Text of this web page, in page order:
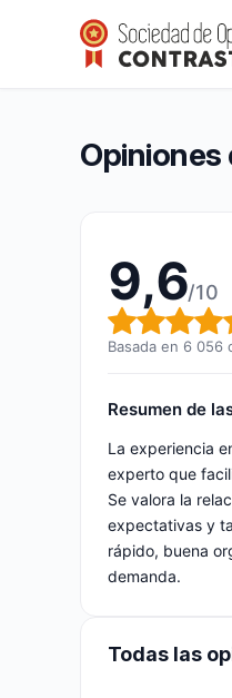
Ski Republic
Calificación global:
9,6/10(6
Opiniones
9,6/10
Basada en 6 056
Resumen de
La experiencia
experto que
Se valora la
expectativas y
rápido, buena
demanda.
Todas las